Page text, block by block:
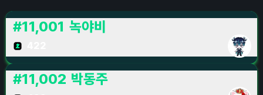
#11,001 녹야비
#11,002 박동주